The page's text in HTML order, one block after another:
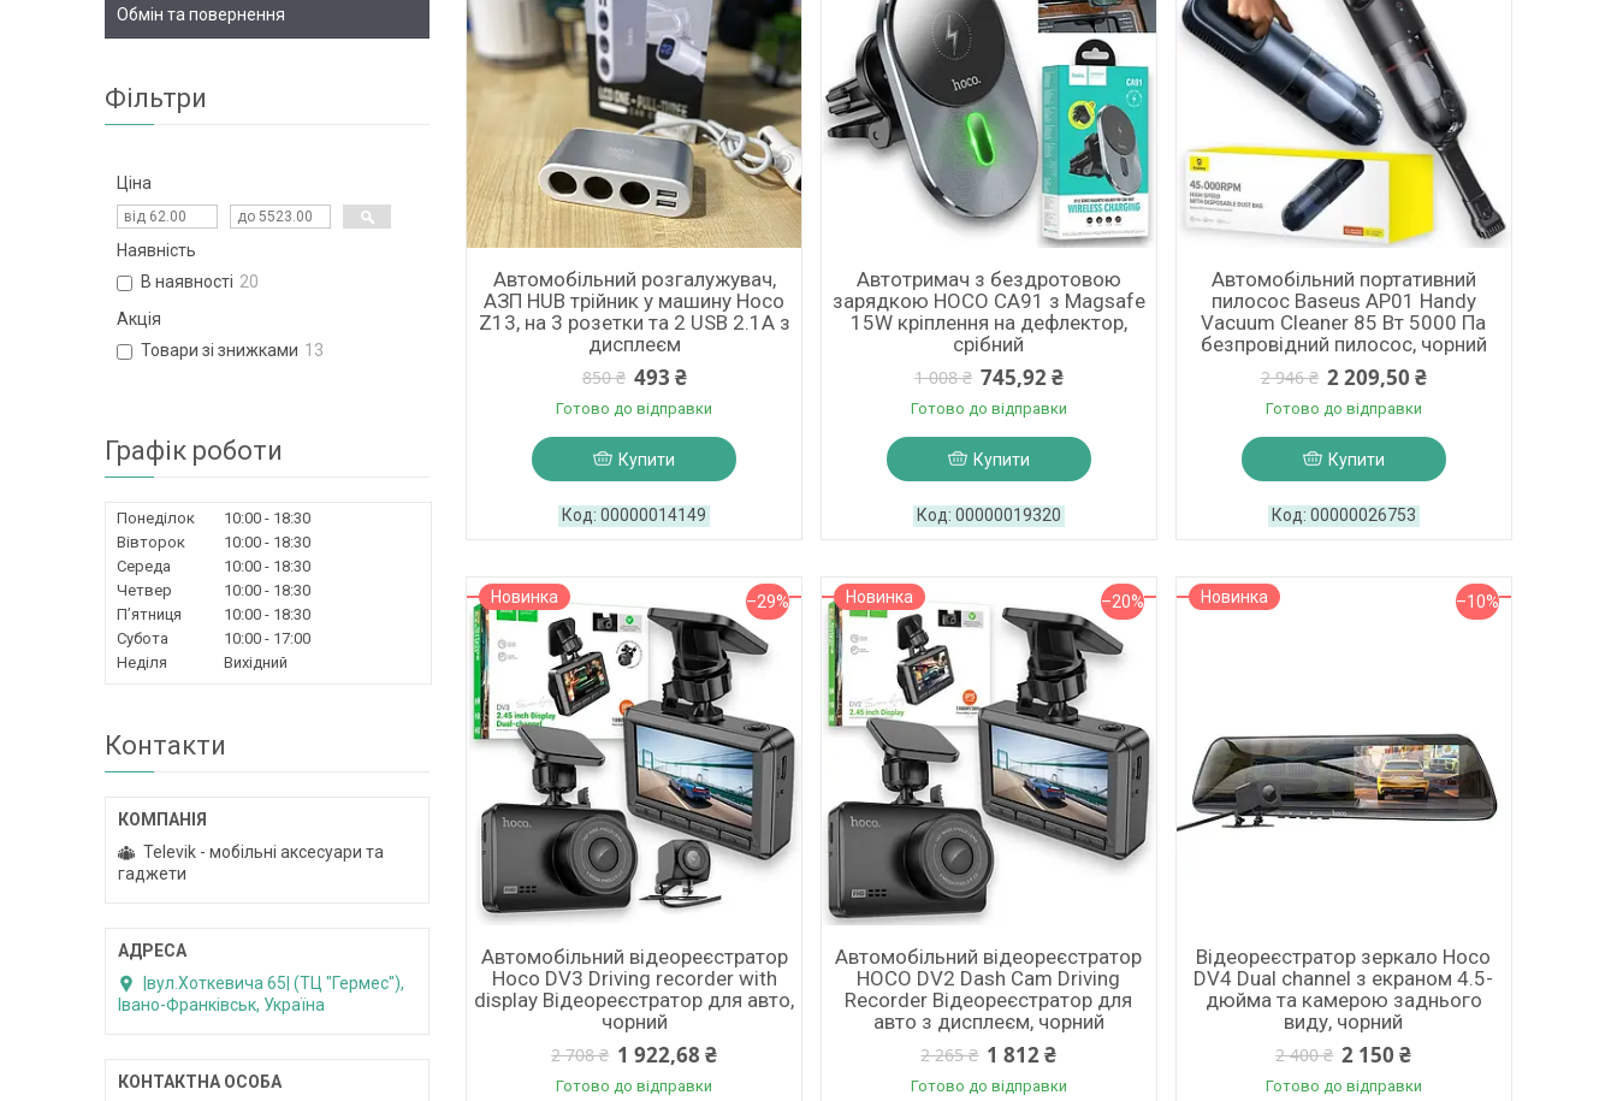
Автомобільний розгалужувач,
АЗП HUB трійник у машину Hoco
Z13, на 3 розетки та 2 USB 2.1A з
дисплеєм
850 ₴ 493 ₴
Готово до відправки
Купити
00000014149
Автотримач з бездротовою
зарядкою HOCO CA91 з Magsafe
15W кріплення на дефлектор,
срібний
1 008 ₴ 745,92 ₴
Готово до відправки
Купити
00000019320
Автомобільний портативний
пилосос Baseus AP01 Handy
Vacuum Cleaner 85 Вт 5000 Па
безпровідний пилосос, чорний
2 946 ₴ 2 209,50 ₴
Готово до відправки
Купити
00000026753
Новинка –29%
Автомобільний відеореєстратор
Hoco DV3 Driving recorder with
display Відеореєстратор для авто,
чорний
2 708 ₴ 1 922,68 ₴
Готово до відправки
Новинка –20%
Автомобільний відеореєстратор
HOCO DV2 Dash Cam Driving
Recorder Відеореєстратор для
авто з дисплеєм, чорний
2 265 ₴ 1 812 ₴
Готово до відправки
Новинка –10%
Відеореєстратор зеркало Hoco
DV4 Dual channel з екраном 4.5-
дюйма та камерою заднього
виду, чорний
2 400 ₴ 2 150 ₴
Готово до відправки
Обмін та повернення
Фільтри
Ціна
Наявність
В наявності 20
Акція
Товари зі знижками 13
Графік роботи
Понеділок 10:00
18:30
Вівторок
10:00
18:30
Середа
10:00
18:30
Четвер
10:00
18:30
Пʼятниця
10:00
18:30
Субота
10:00
17:00
Неділя
Вихідний
Контакти
Televik - мобільні аксесуари та
гаджети
|вул.Хоткевича 65| (ТЦ "Гермес"),
Івано-Франківськ, Україна